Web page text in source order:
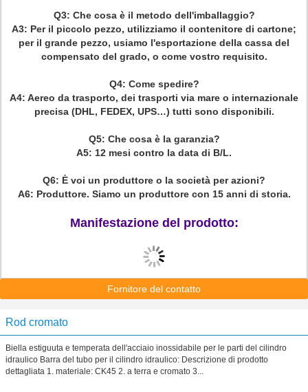
Q3: Che cosa è il metodo dell'imballaggio?
A3: Per il piccolo pezzo, utilizziamo il contenitore di cartone;
per il grande pezzo, usiamo l'esportazione della cassa del
compensato del grado, o come vostro requisito.
Q4: Come spedire?
A4: Aereo da trasporto, dei trasporti via mare o internazionale
precisa (DHL, FEDEX, UPS…) tutti sono disponibili.
Q5: Che cosa è la garanzia?
A5: 12 mesi contro la data di B/L.
Q6: È voi un produttore o la società per azioni?
A6: Produttore. Siamo un produttore con 15 anni di storia.
Manifestazione del prodotto:
Fornitore del contatto
Rod cromato
Biella estiguuta e temperata dell'acciaio inossidabile per le parti del cilindro
idraulico Barra del tubo per il cilindro idraulico: Descrizione di prodotto
dettagliata 1. materiale: CK45 2. a terra e cromato 3...